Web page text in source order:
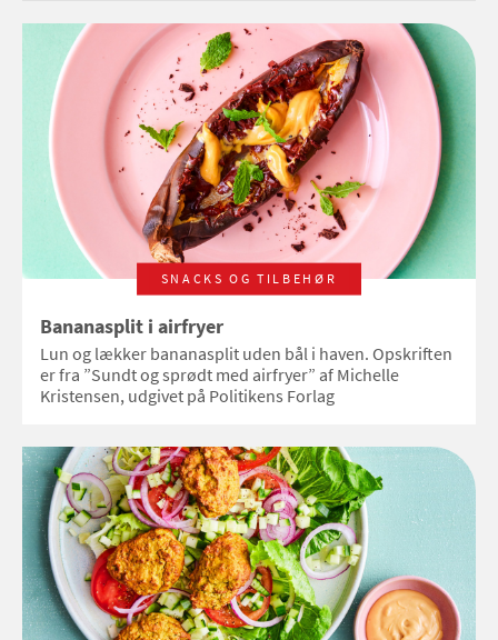
SNACKS OG TILBEHØR
Bananasplit i airfryer
Lun og lækker bananasplit uden bål i haven. Opskriften
er fra ”Sundt og sprødt med airfryer” af Michelle
Kristensen, udgivet på Politikens Forlag